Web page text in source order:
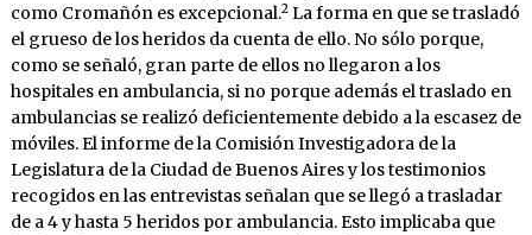
como Cromañón es excepcional.2La forma en que se trasladó
el grueso de los heridos da cuenta de ello. No sólo porque,
como se señaló, gran parte de ellos no llegaron a los
hospitales en ambulancia, si no porque además el traslado en
ambulancias se realizó deficientemente debido a la escasez de
móviles. El informe de la Comisión Investigadora de la
Legislatura de la Ciudad de Buenos Aires y los testimonios
recogidos en las entrevistas señalan que se llegó a trasladar
de a 4 y hasta 5 heridos por ambulancia. Esto implicaba que